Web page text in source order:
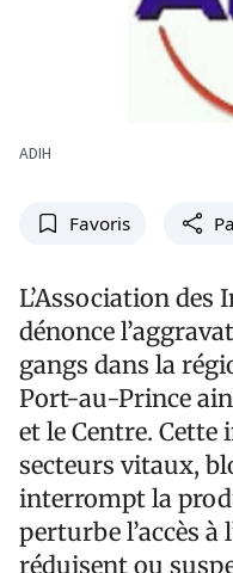
ADIH
Favoris
L’Association des
dénonce
gangs dans la
Port-au-Prince
et le Centre. Cette
secteurs vitaux,
interrompt la
perturbe l’accès à
réduisent ou